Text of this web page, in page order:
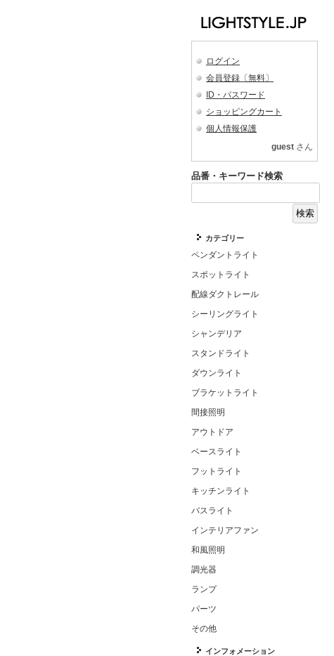
ログイン
会員登録〔無料〕
ID・パスワード
ショッピングカート
個人情報保護
guest さん
品番・キーワード検索
カテゴリー
ペンダントライト
スポットライト
配線ダクトレール
シーリングライト
シャンデリア
スタンドライト
ダウンライト
ブラケットライト
間接照明
アウトドア
ベースライト
フットライト
キッチンライト
バスライト
インテリアファン
和風照明
調光器
ランプ
パーツ
その他
インフォメーション